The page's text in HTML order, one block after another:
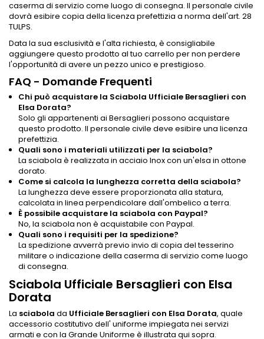
caserma di servizio come luogo di consegna. Il personale civile
dovrà esibire copia della licenza prefettizia a norma dell'art. 28
TULPS.
Data la sua esclusività e l'alta richiesta, è consigliabile
aggiungere questo prodotto al tuo carrello per non perdere
l'opportunità di avere un pezzo unico e prestigioso.
FAQ - Domande Frequenti
Chi può acquistare la Sciabola Ufficiale Bersaglieri con
Elsa Dorata?
Solo gli appartenenti ai Bersaglieri possono acquistare
questo prodotto. Il personale civile deve esibire una licenza
prefettizia.
Quali sono i materiali utilizzati per la sciabola?
La sciabola è realizzata in acciaio Inox con un'elsa in ottone
dorato.
Come si calcola la lunghezza corretta della sciabola?
La lunghezza deve essere proporzionata alla statura,
calcolata in linea perpendicolare dall'ombelico a terra.
È possibile acquistare la sciabola con Paypal?
No, la sciabola non è acquistabile con Paypal.
Quali sono i requisiti per la spedizione?
La spedizione avverrà previo invio di copia del tesserino
militare o indicazione della caserma di servizio come luogo
di consegna.
Sciabola Ufficiale Bersaglieri con Elsa
Dorata
La sciabola da Ufficiale Bersaglieri con Elsa Dorata, quale
accessorio costitutivo dell' uniforme impiegata nei servizi
armati e con la Grande Uniforme è illustrata qui sopra.